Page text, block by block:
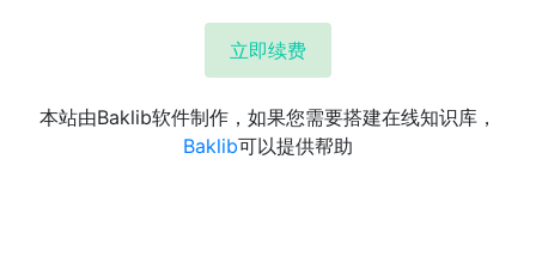
立即续费
本站由Baklib软件制作，如果您需要搭建在线知识库，
Baklib可以提供帮助